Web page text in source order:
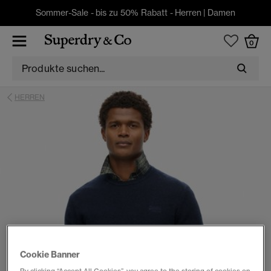
Sommer-Sale - bis zu 50% Rabatt - Herren | Damen
0
HERREN
Cookie Banner